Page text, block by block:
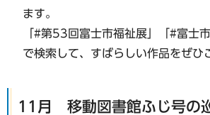
ます。
「#第53回富士市福祉展」「#富士
で検索して、すばらしい作品をぜひ
11月 移動図書館ふじ号の